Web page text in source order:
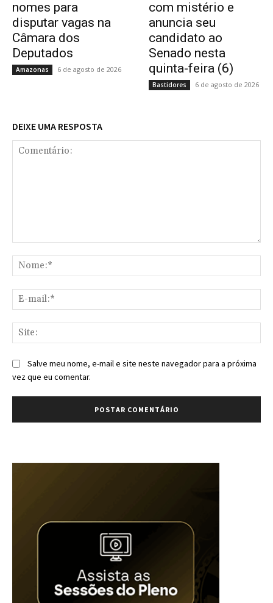
nomes para
disputar vagas na
Câmara dos
Deputados
Amazonas 6 de agosto de 2026
com mistério e
anuncia seu
candidato ao
Senado nesta
quinta-feira (6)
Bastidores 6 de agosto de 2026
DEIXE UMA RESPOSTA
Salve meu nome, e-mail e site neste navegador para a próxima
vez que eu comentar.